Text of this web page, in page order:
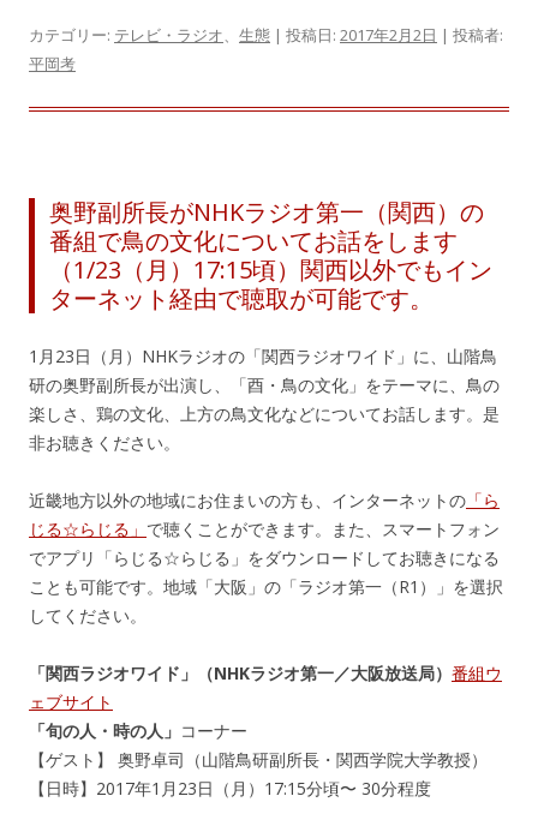
カテゴリー: テレビ・ラジオ、 生態 | 投稿日: 2017年2月2日 | 投稿者:
平岡考
奥野副所長がNHKラジオ第一（関西）の
番組で鳥の文化についてお話をします
（1/23（月）17:15頃）関西以外でもイン
ターネット経由で聴取が可能です。
1月23日（月）NHKラジオの「関西ラジオワイド」に、山階鳥
研の奥野副所長が出演し、「酉・鳥の文化」をテーマに、鳥の
楽しさ、鶏の文化、上方の鳥文化などについてお話します。是
非お聴きください。
近畿地方以外の地域にお住まいの方も、インターネットの 「ら
じる☆らじる」 で聴くことができます。また、スマートフォン
でアプリ「らじる☆らじる」をダウンロードしてお聴きになる
ことも可能です。地域「大阪」の「ラジオ第一（R1）」を選択
してください。
「関西ラジオワイド」（NHKラジオ第一／大阪放送局） 番組ウ
ェブサイト
「旬の人・時の人」 コーナー
【ゲスト】 奥野卓司（山階鳥研副所長・関西学院大学教授）
【日時】2017年1月23日（月）17:15分頃〜 30分程度